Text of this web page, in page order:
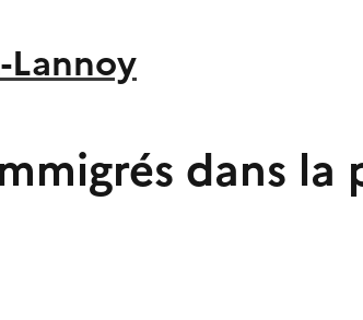
Lannoy
dans la